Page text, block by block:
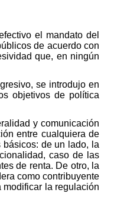
el mandato del
de acuerdo con
que, en ningún
se introdujo en
objetivos de política
y comunicación
entre cualquiera de
de un lado, la
caso de las
de renta. De otro, la
como contribuyente
la regulación